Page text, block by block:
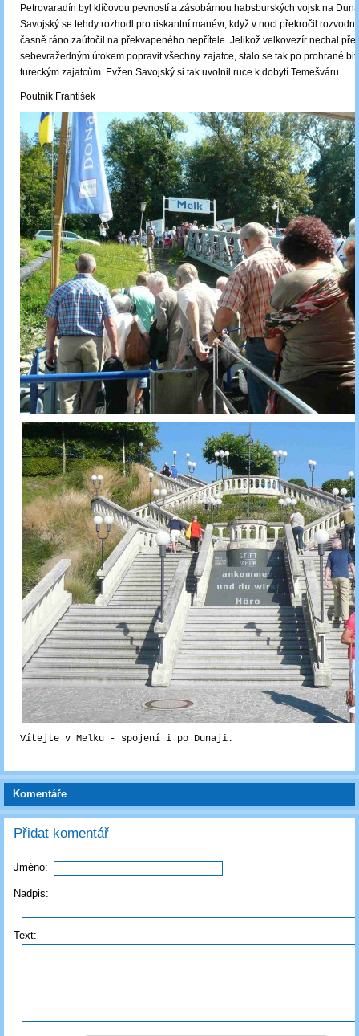
Petrovaradín byl klíčovou pevností a zásobárnou habsburských vojsk na
Savojský se tehdy rozhodl pro riskantní manévr, když v noci překročil
časně ráno zaútočil na překvapeného nepřítele. Jelikož velkovezír nechal
sebevražedným útokem popravit všechny zajatce, stalo se tak po prohrané
tureckým zajatcům. Evžen Savojský si tak uvolnil ruce k dobytí Temešváru…
Poutník František
Vítejte v Melku - spojení i po Dunaji.
Komentáře
Přidat komentář
Jméno:
Nadpis:
Text: